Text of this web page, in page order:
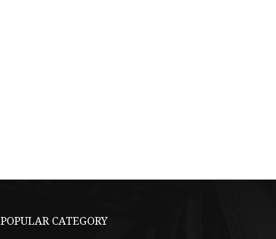
POPULAR CATEGORY